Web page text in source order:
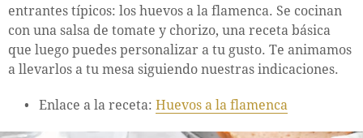
entrantes típicos: los huevos a la flamenca. Se cocinan
con una salsa de tomate y chorizo, una receta básica
que luego puedes personalizar a tu gusto. Te animamos
a llevarlos a tu mesa siguiendo nuestras indicaciones.
Enlace a la receta: Huevos a la flamenca